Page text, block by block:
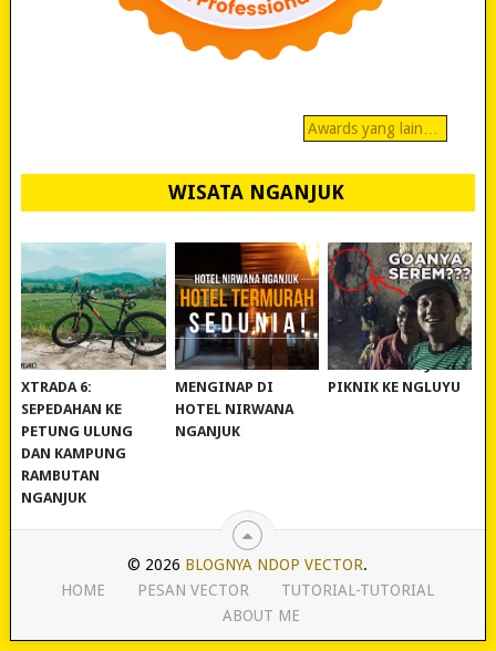
Awards yang lain…
WISATA NGANJUK
REVIEW POLYGON
XTRADA 6:
SEPEDAHAN KE
PETUNG ULUNG
DAN KAMPUNG
RAMBUTAN
NGANJUK
MURAH BANGET!
MENGINAP DI
HOTEL NIRWANA
NGANJUK
WISATA NGANJUK:
PIKNIK KE NGLUYU
© 2026 BLOGNYA NDOP VECTOR.
HOME
PESAN VECTOR
TUTORIAL-TUTORIAL
ABOUT ME